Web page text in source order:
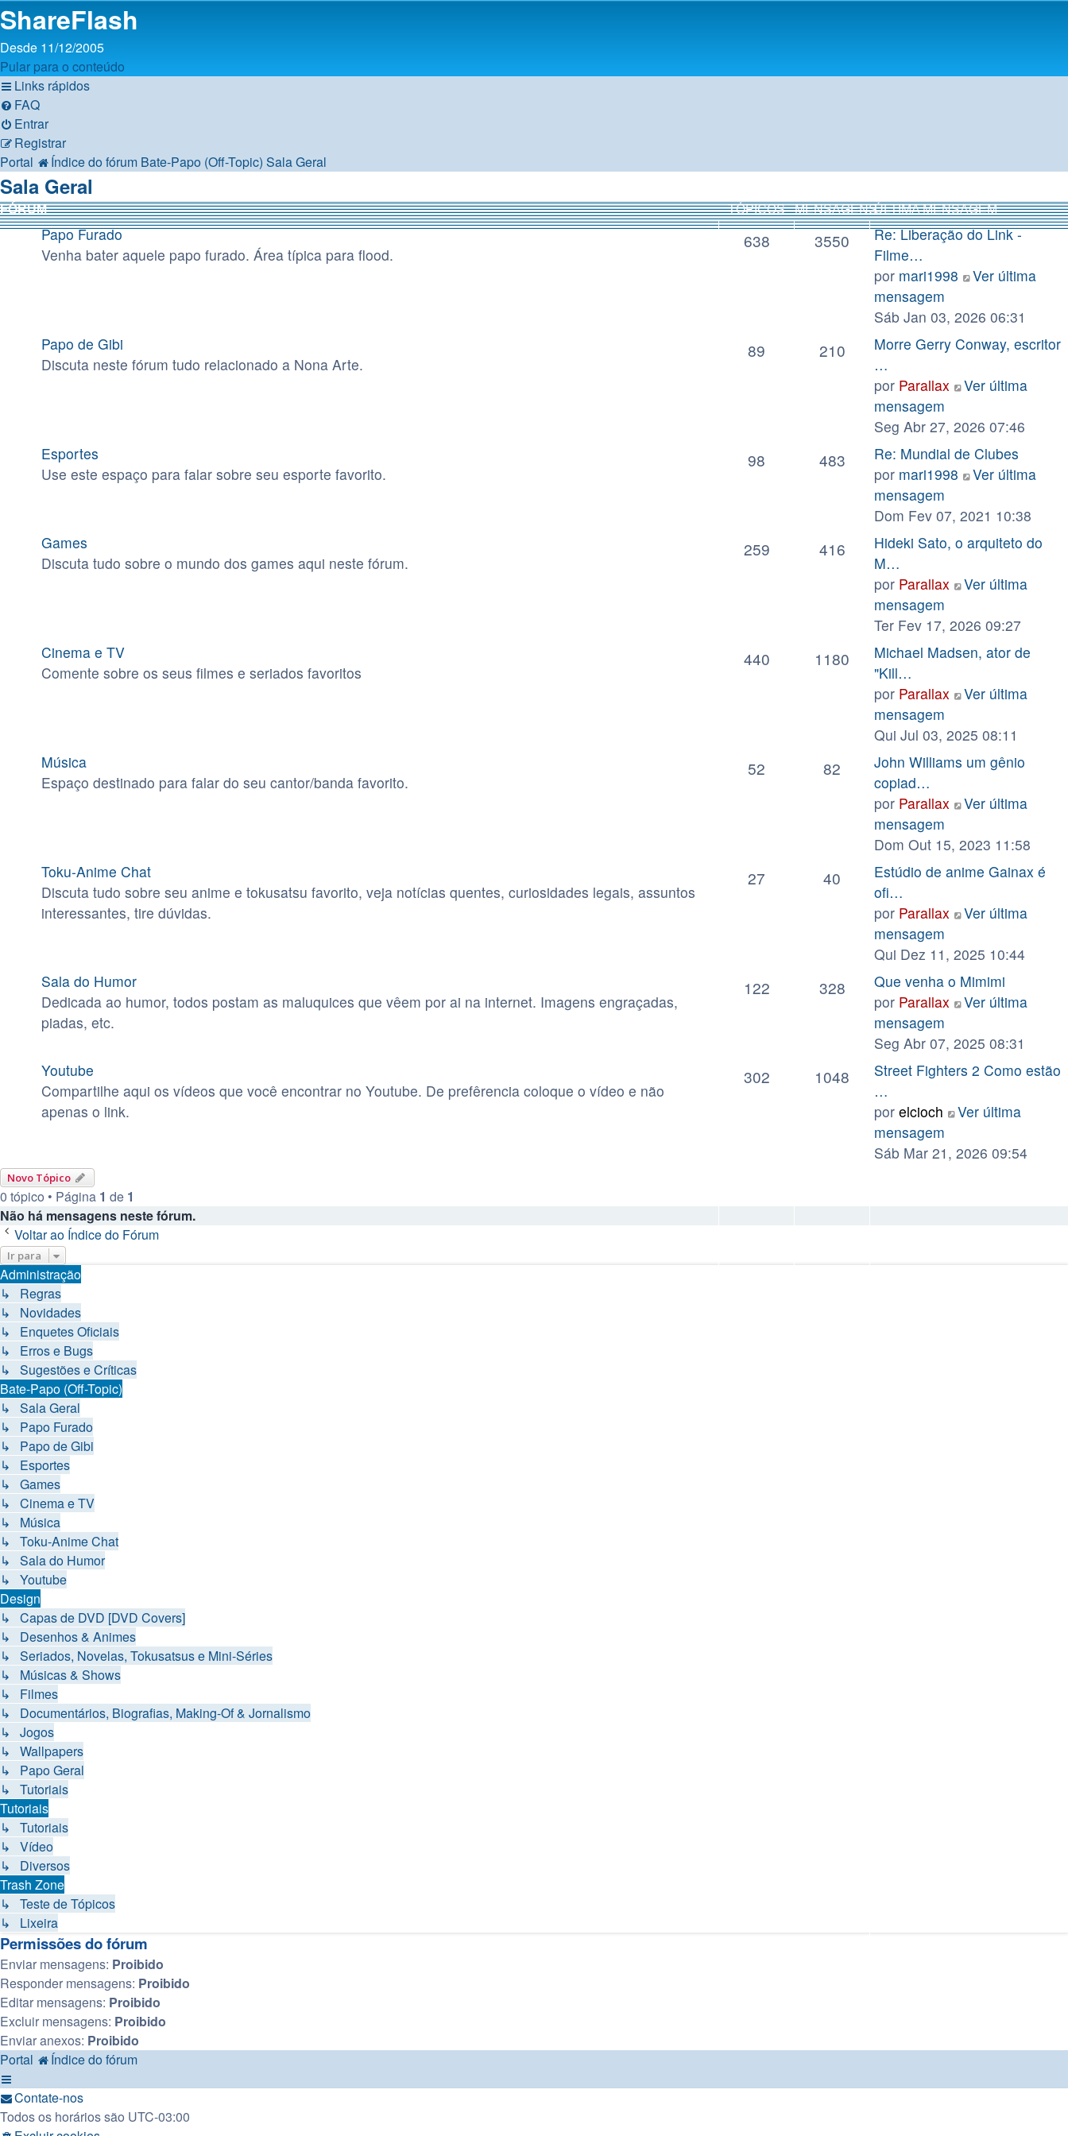
ShareFlash
Desde 11/12/2005
Pular para o conteúdo
Links rápidos
FAQ
Entrar
Registrar
Portal
Índice do fórum Bate-Papo (Off-Topic) Sala Geral
Sala Geral
FÓRUM TÓPICOS MENSAGENSÚLTIMA MENSAGEM
Papo Furado
Venha bater aquele papo furado. Área típica para flood.
638 3550
Re: Liberação do Link -
Filme…
por mari1998
Ver última
mensagem
Sáb Jan 03, 2026 06:31
Papo de Gibi
Discuta neste fórum tudo relacionado a Nona Arte.
89 210
Morre Gerry Conway, escritor
…
por Parallax
Ver última
mensagem
Seg Abr 27, 2026 07:46
Esportes
Use este espaço para falar sobre seu esporte favorito.
98 483
Re: Mundial de Clubes
por mari1998
Ver última
mensagem
Dom Fev 07, 2021 10:38
Games
Discuta tudo sobre o mundo dos games aqui neste fórum.
259 416
Hideki Sato, o arquiteto do
M…
por Parallax
Ver última
mensagem
Ter Fev 17, 2026 09:27
Cinema e TV
Comente sobre os seus filmes e seriados favoritos
440 1180
Michael Madsen, ator de
"Kill…
por Parallax
Ver última
mensagem
Qui Jul 03, 2025 08:11
Música
Espaço destinado para falar do seu cantor/banda favorito.
52 82
John Williams um gênio
copiad…
por Parallax
Ver última
mensagem
Dom Out 15, 2023 11:58
Toku-Anime Chat
Discuta tudo sobre seu anime e tokusatsu favorito, veja notí­cias quentes, curiosidades legais, assuntos
interessantes, tire dúvidas.
27 40
Estúdio de anime Gainax é
ofi…
por Parallax
Ver última
mensagem
Qui Dez 11, 2025 10:44
Sala do Humor
Dedicada ao humor, todos postam as maluquices que vêem por ai na internet. Imagens engraçadas,
piadas, etc.
122 328
Que venha o Mimimi
por Parallax
Ver última
mensagem
Seg Abr 07, 2025 08:31
Youtube
Compartilhe aqui os vídeos que você encontrar no Youtube. De prefêrencia coloque o ví­deo e não
apenas o link.
302 1048
Street Fighters 2 Como estão
…
por elcioch
Ver última
mensagem
Sáb Mar 21, 2026 09:54
Novo Tópico
0 tópico • Página 1 de 1
Não há mensagens neste fórum.
Voltar ao Índice do Fórum
Ir para
Administração
↳ Regras
↳ Novidades
↳ Enquetes Oficiais
↳ Erros e Bugs
↳ Sugestões e Críticas
Bate-Papo (Off-Topic)
↳ Sala Geral
↳ Papo Furado
↳ Papo de Gibi
↳ Esportes
↳ Games
↳ Cinema e TV
↳ Música
↳ Toku-Anime Chat
↳ Sala do Humor
↳ Youtube
Design
↳ Capas de DVD [DVD Covers]
↳ Desenhos & Animes
↳ Seriados, Novelas, Tokusatsus e Mini-Séries
↳ Músicas & Shows
↳ Filmes
↳ Documentários, Biografias, Making-Of & Jornalismo
↳ Jogos
↳ Wallpapers
↳ Papo Geral
↳ Tutoriais
Tutoriais
↳ Tutoriais
↳ Vídeo
↳ Diversos
Trash Zone
↳ Teste de Tópicos
↳ Lixeira
Permissões do fórum
Enviar mensagens: Proibido
Responder mensagens: Proibido
Editar mensagens: Proibido
Excluir mensagens: Proibido
Enviar anexos: Proibido
Portal
Índice do fórum
Contate-nos
Todos os horários são UTC-03:00